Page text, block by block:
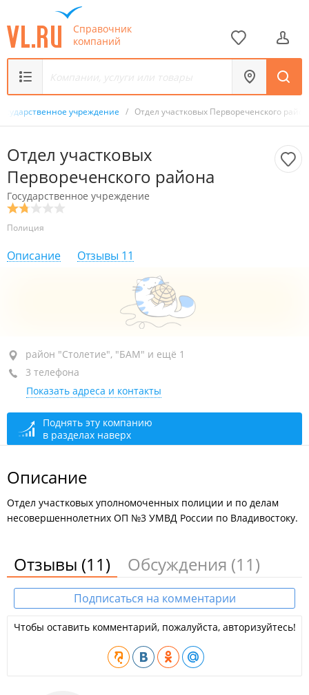
Справочник
компаний
учреждение / Отдел участковых Первореченского
Отдел участковых
Первореченского района
Государственное учреждение
Полиция
Описание Отзывы 11
район "Столетие", пр-т 100-летия Владивостока, 43А
(Административный участок №17)
+7 (423) 236-01-59
открыто, закроется через 46 мин.
район "Столетие", "БАМ" и ещё 1
3 телефона
Показать адреса и контакты
Поднять эту компанию
в разделах наверх
Описание
Отдел участковых уполномоченных полиции и по делам
несовершеннолетних ОП №3 УМВД России по Владивостоку.
Отзывы (11) Обсуждения (11)
Подписаться на комментарии
Чтобы оставить комментарий, пожалуйста, авторизуйтесь!